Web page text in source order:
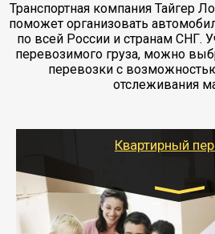
Транспортная компания Тайгер
поможет организовать
по всей России и странам СНГ.
перевозимого груза, можно
перевозки с
отслеживания
Квартирный
Газель: 1,5 и 3